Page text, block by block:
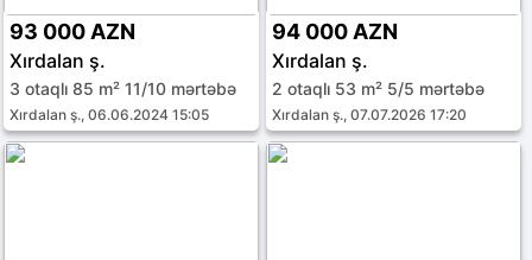
93 000 AZN
Xırdalan ş.
3 otaqlı 85 m² 11/10 mərtəbə
Xırdalan ş., 06.06.2024 15:05
94 000 AZN
Xırdalan ş.
2 otaqlı 53 m² 5/5 mərtəbə
Xırdalan ş., 07.07.2026 17:20